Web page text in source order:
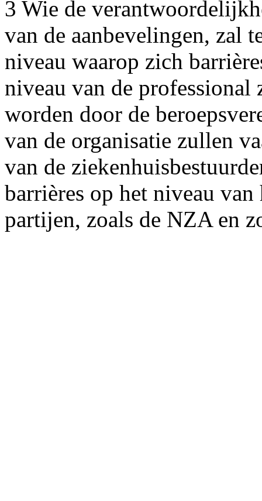
3 Wie de
van de aanbevelingen, zal
niveau waarop zich
niveau van de professional
worden door de
van de organisatie zullen
van de
barrières op het niveau
partijen, zoals de NZA en